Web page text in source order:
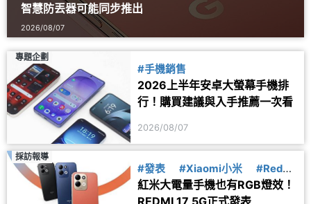
智慧防丟器可能同步推出
2026/08/07
專題企劃
#手機銷售
2026上半年安卓大螢幕手機排
行！購買建議與入手推薦一次看
2026/08/07
採訪報導
#發表 #Xiaomi小米
#Redmi
紅米
紅米大電量手機也有RGB燈效！
REDMI 17 5G正式發表